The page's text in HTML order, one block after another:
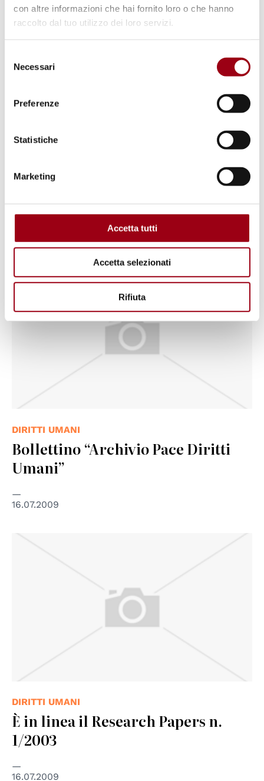
con altre informazioni che hai fornito loro o che hanno
raccolto dal tuo utilizzo dei loro servizi.
delNecessari
Preferenze
Statistiche
Marketing
Accetta tutti
Accetta selezionati
Rifiuta
Il contributo degli studenti
Convenzione sull'avvenire
DIRITTI UMANI
Bollettino “Archivio Pace Diritti
Umani”
16.07.2009
DIRITTI UMANI
È in linea il Research Papers n.
1/2003
16.07.2009